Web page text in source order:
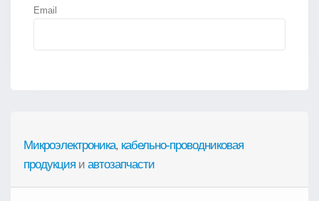
Email
Микроэлектроника, кабельно-проводниковая
продукция и автозапчасти